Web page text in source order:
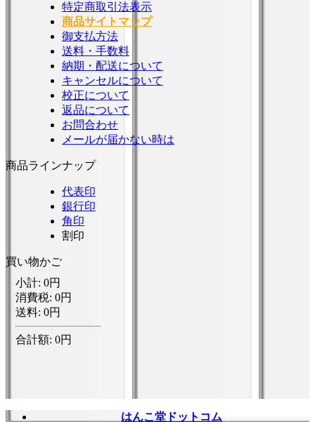
特定商取引法表示
商品サイトマップ
御支払方法
送料・手数料
納期・配送について
キャンセルについて
校正について
返品について
お問合わせ
メールが届かない時は
商品ラインナップ
代表印
銀行印
角印
割印
買い物かご
はんこ堂ドットコム